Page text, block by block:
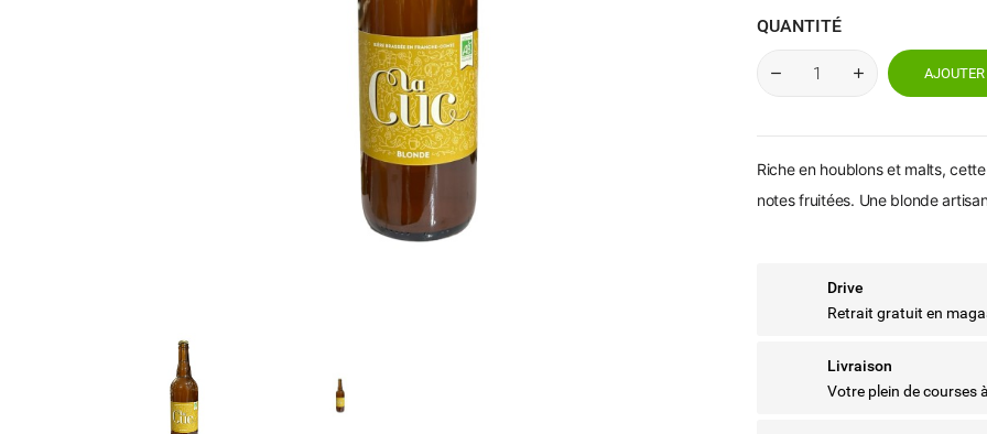
QUANTITÉ
Riche en houblons et malts,
notes fruitées. Une blonde
Drive
Retrait gratuit en
Livraison
Votre plein de courses